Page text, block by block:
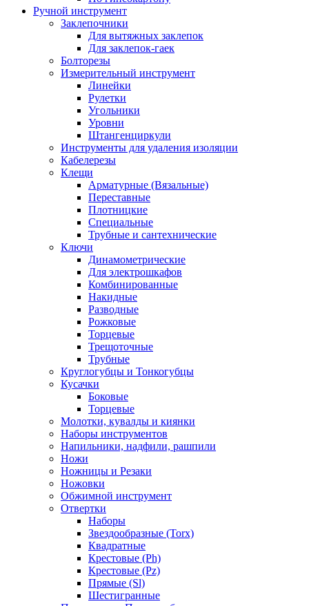
Ручной инструмент
Заклепочники
Для вытяжных заклепок
Для заклепок-гаек
Болторезы
Измерительный инструмент
Линейки
Рулетки
Угольники
Уровни
Штангенциркули
Инструменты для удаления изоляции
Кабелерезы
Клещи
Арматурные (Вязальные)
Переставные
Плотницкие
Специальные
Трубные и сантехнические
Ключи
Динамометрические
Для электрошкафов
Комбинированные
Накидные
Разводные
Рожковые
Торцевые
Трещоточные
Трубные
Круглогубцы и Тонкогубцы
Кусачки
Боковые
Торцевые
Молотки, кувалды и киянки
Наборы инструментов
Напильники, надфили, рашпили
Ножи
Ножницы и Резаки
Ножовки
Обжимной инструмент
Отвертки
Наборы
Звездообразные (Torx)
Квадратные
Крестовые (Ph)
Крестовые (Pz)
Прямые (Sl)
Шестигранные